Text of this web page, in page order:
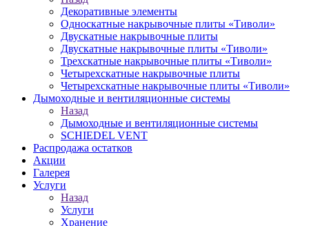
Декоративные элементы
Односкатные накрывочные плиты «Тиволи»
Двускатные накрывочные плиты
Двускатные накрывочные плиты «Тиволи»
Трехскатные накрывочные плиты «Тиволи»
Четырехскатные накрывочные плиты
Четырехскатные накрывочные плиты «Тиволи»
Дымоходные и вентиляционные системы
Назад
Дымоходные и вентиляционные системы
SCHIEDEL VENT
Распродажа остатков
Акции
Галерея
Услуги
Назад
Услуги
Хранение